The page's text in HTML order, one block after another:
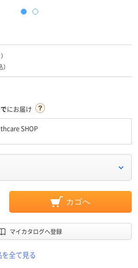
）
にお届け
SHOP
カゴへ
マイカタログへ登録
全て見る